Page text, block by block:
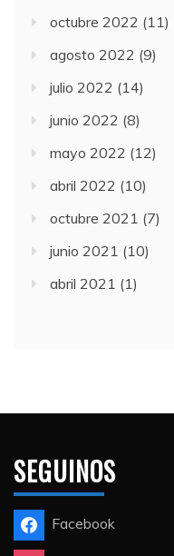
octubre 2022 (11)
agosto 2022 (9)
julio 2022 (14)
junio 2022 (8)
mayo 2022 (12)
abril 2022 (10)
octubre 2021 (7)
junio 2021 (10)
abril 2021 (1)
SEGUINOS
Facebook